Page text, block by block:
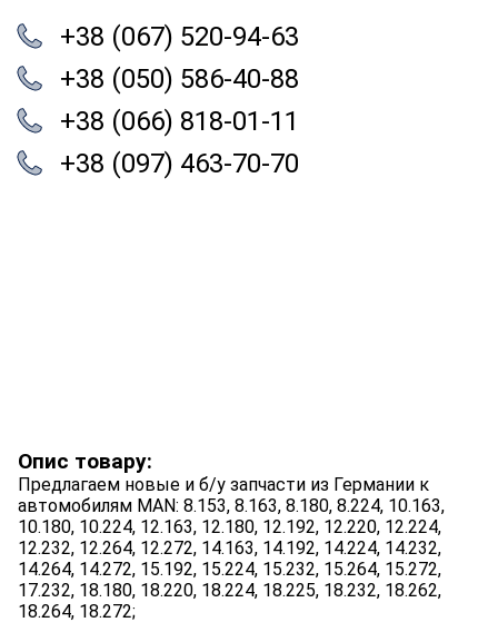
+38 (067) 520-94-63
+38 (050) 586-40-88
+38 (066) 818-01-11
+38 (097) 463-70-70
Опис товару:
Предлагаем новые и б/у запчасти из Германии к
автомобилям MAN: 8.153, 8.163, 8.180, 8.224, 10.163,
10.180, 10.224, 12.163, 12.180, 12.192, 12.220, 12.224,
12.232, 12.264, 12.272, 14.163, 14.192, 14.224, 14.232,
14.264, 14.272, 15.192, 15.224, 15.232, 15.264, 15.272,
17.232, 18.180, 18.220, 18.224, 18.225, 18.232, 18.262,
18.264, 18.272;